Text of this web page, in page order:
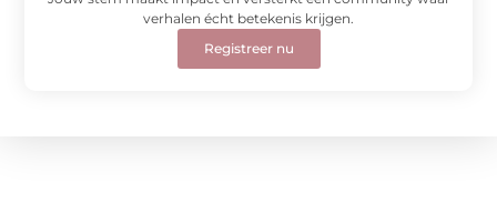
verhalen écht betekenis krijgen.
Registreer nu